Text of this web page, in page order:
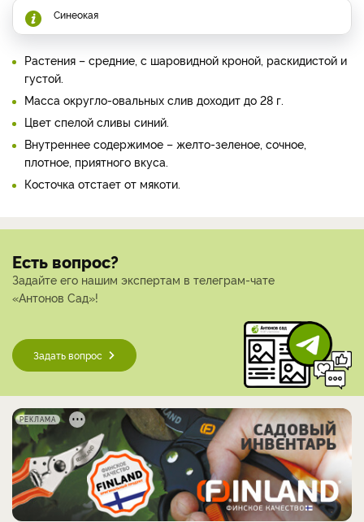
Синеокая
Растения – средние, с шаровидной кроной, раскидистой и
густой.
Масса округло-овальных слив доходит до 28 г.
Цвет спелой сливы синий.
Внутреннее содержимое – желто-зеленое, сочное,
плотное, приятного вкуса.
Косточка отстает от мякоти.
Есть вопрос?
Задайте его нашим экспертам в телеграм-чате
«Антонов Сад»!
Задать вопрос
РЕКЛАМА